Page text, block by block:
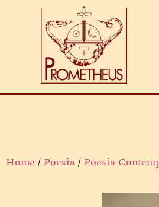
Home / Poesia/ Poesia